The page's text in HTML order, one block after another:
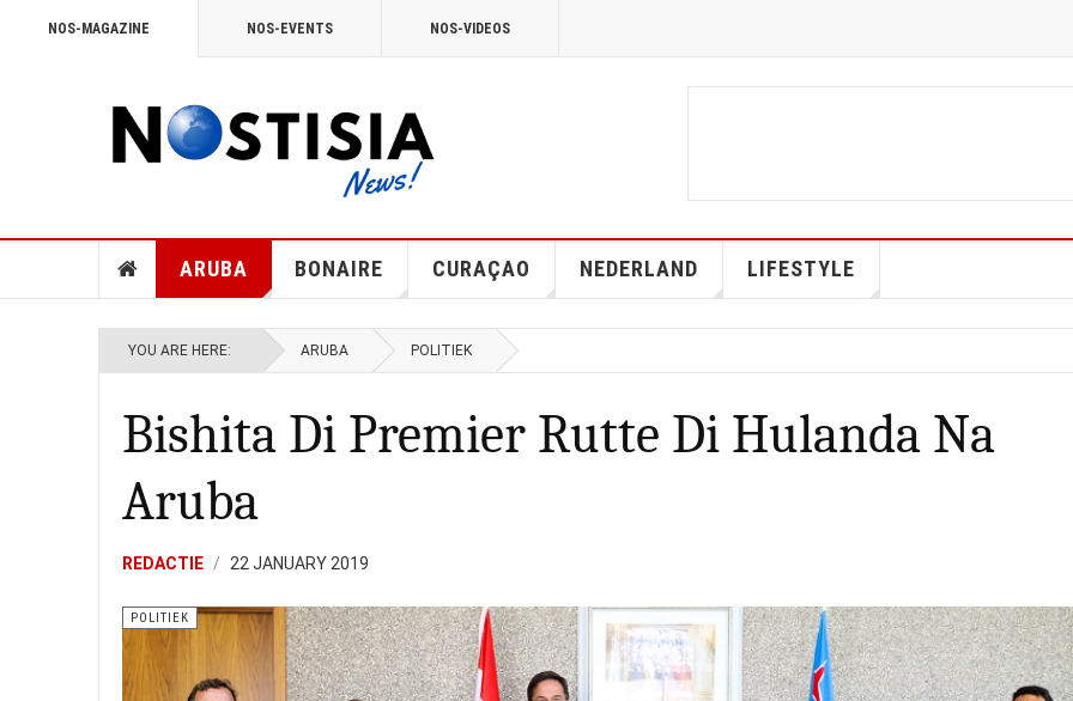
NOS-MAGAZINE NOS-EVENTS NOS-VIDEOS
ARUBA BONAIRE CURAÇAO NEDERLAND LIFESTYLE
YOU ARE HERE: ARUBA POLITIEK
Bishita Di Premier Rutte Di Hulanda Na
Aruba
REDACTIE 22 JANUARY 2019
POLITIEK